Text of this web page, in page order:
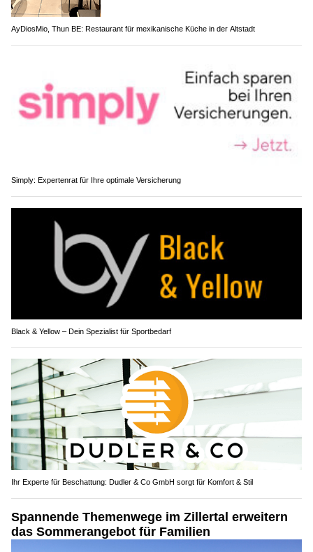
AyDiosMio, Thun BE: Restaurant für mexikanische Küche in der Altstadt
Simply: Expertenrat für Ihre optimale Versicherung
Black & Yellow – Dein Spezialist für Sportbedarf
Ihr Experte für Beschattung: Dudler & Co GmbH sorgt für Komfort & Stil
Spannende Themenwege im Zillertal erweitern
das Sommerangebot für Familien